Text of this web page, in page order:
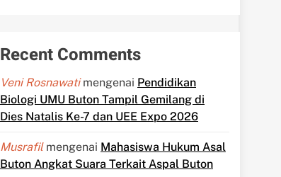
Recent Comments
Veni Rosnawatimengenai Pendidikan
Biologi UMU Buton Tampil Gemilang di
Dies Natalis Ke-7 dan UEE Expo 2026
Musrafilmengenai Mahasiswa Hukum Asal
Buton Angkat Suara Terkait Aspal Buton